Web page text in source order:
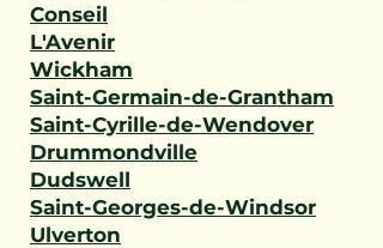
Conseil
L'Avenir
Wickham
Saint-Germain-de-Grantham
Saint-Cyrille-de-Wendover
Drummondville
Dudswell
Saint-Georges-de-Windsor
Ulverton